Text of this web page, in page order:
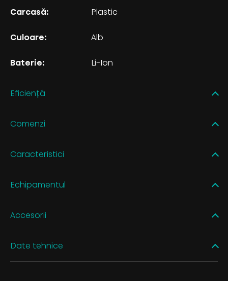
Carcasă: Plastic
Culoare: Alb
Baterie: Li-Ion
Eficiențâ
Comenzi
Caracteristici
Echipamentul
Accesorii
Date tehnice